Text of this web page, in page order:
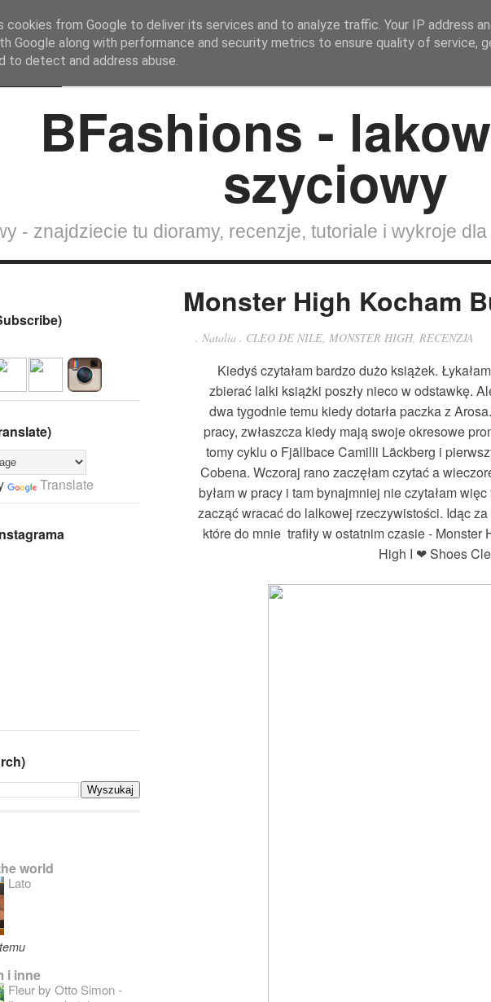
Strona Główna SZYCIE DLA LALEK Lalki
- znajdziecie tu dioramy, recenzje, tutoriale i wykroje dla
Monster High Kocham
.Natalia . CLEO DE NILE,MONSTER HIGH,RECENZJA
Kiedyś czytałam bardzo dużo książek.
zbierać lalki książki poszły nieco w odstawkę.
dwa tygodnie temu kiedy dotarła paczka z
pracy, zwłaszcza kiedy mają swoje okresowe
tomy cyklu o Fjällbace Camilli Läckberg i
Cobena. Wczoraj rano zaczęłam czytać a
byłam w pracy i tam bynajmniej nie czytałam
zacząć wracać do lalkowej rzeczywistości. Idąc
które do mnie trafiły w ostatnim czasie -
High I ❤ Shoes
Translate
world
Lato
i inne
Fleur by Otto Simon -
cookies from Google to deliver its services and to analyze traffic. Your IP address
Google along with performance and security metrics to ensure quality of service,
to detect and address abuse.